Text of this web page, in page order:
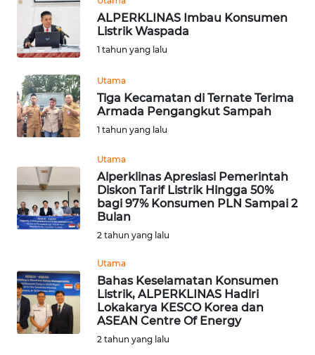
ALPERKLINAS Imbau Konsumen
Listrik Waspada
1 tahun yang lalu
Utama
Tiga Kecamatan di Ternate Terima
Armada Pengangkut Sampah
1 tahun yang lalu
Utama
Alperklinas Apresiasi Pemerintah
Diskon Tarif Listrik Hingga 50%
bagi 97% Konsumen PLN Sampai 2
Bulan
2 tahun yang lalu
Utama
Bahas Keselamatan Konsumen
Listrik, ALPERKLINAS Hadiri
Lokakarya KESCO Korea dan
ASEAN Centre Of Energy
2 tahun yang lalu
WN
KALTARA
WN
KALSEL
WN
WN
SULSEL
WN
SULUT